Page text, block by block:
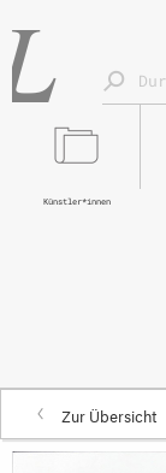
Künstler*innen
Zur Übersicht